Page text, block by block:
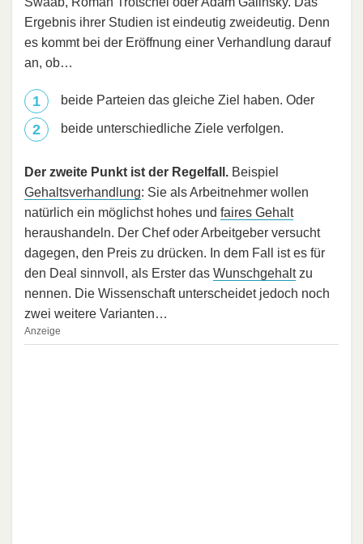
Ergebnis ihrer Studien ist eindeutig zweideutig. Denn
es kommt bei der Eröffnung einer Verhandlung darauf
an, ob…
beide Parteien das gleiche Ziel haben. Oder
beide unterschiedliche Ziele verfolgen.
Der zweite Punkt ist der Regelfall. Beispiel
Gehaltsverhandlung: Sie als Arbeitnehmer wollen
natürlich ein möglichst hohes und faires Gehalt
heraushandeln. Der Chef oder Arbeitgeber versucht
dagegen, den Preis zu drücken. In dem Fall ist es für
den Deal sinnvoll, als Erster das Wunschgehaltzu
nennen. Die Wissenschaft unterscheidet jedoch noch
zwei weitere Varianten…
Anzeige